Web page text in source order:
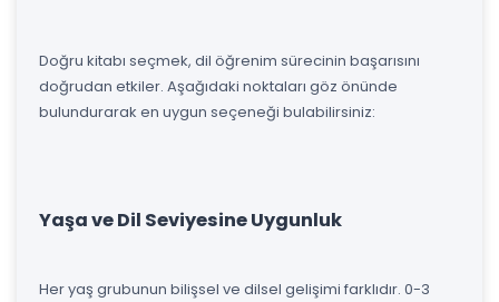
Doğru kitabı seçmek, dil öğrenim sürecinin başarısını
doğrudan etkiler. Aşağıdaki noktaları göz önünde
bulundurarak en uygun seçeneği bulabilirsiniz:
Yaşa ve Dil Seviyesine Uygunluk
Her yaş grubunun bilişsel ve dilsel gelişimi farklıdır. 0-3